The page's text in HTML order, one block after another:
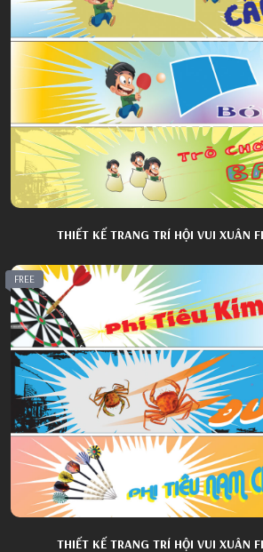
THIẾT KẾ TRANG TRÍ HỘI VUI XUÂN
FREE
THIẾT KẾ TRANG TRÍ HỘI VUI XUÂN